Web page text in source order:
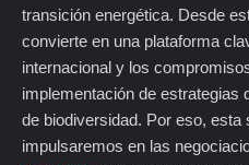
transición energética. Desde
convierte en una plataforma
internacional y los
implementación de estrategias
de biodiversidad. Por eso, esta
impulsaremos en las